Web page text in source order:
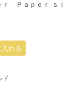
Ｐａｐｅｒ ｓｉ